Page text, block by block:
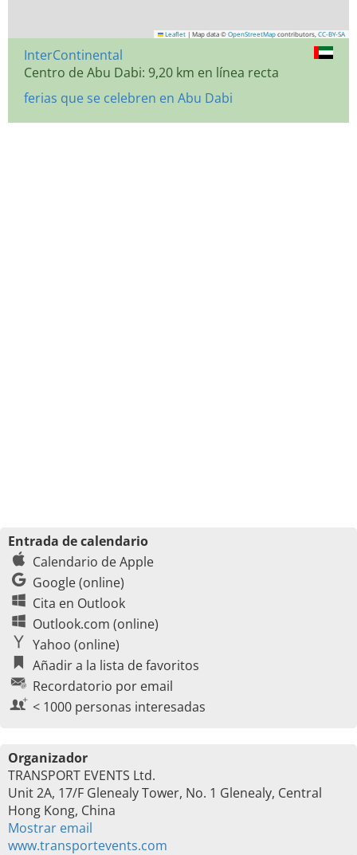
Leaflet | Map data © OpenStreetMap contributors, CC-BY-SA
InterContinental
Centro de Abu Dabi: 9,20 km en línea recta
ferias que se celebren en Abu Dabi
Entrada de calendario
Calendario de Apple
Google (online)
Cita en Outlook
Outlook.com (online)
Yahoo (online)
Añadir a la lista de favoritos
Recordatorio por email
< 1000 personas interesadas
Organizador
TRANSPORT EVENTS Ltd.
Unit 2A, 17/F Glenealy Tower, No. 1 Glenealy, Central
Hong Kong, China
Mostrar email
www.transportevents.com